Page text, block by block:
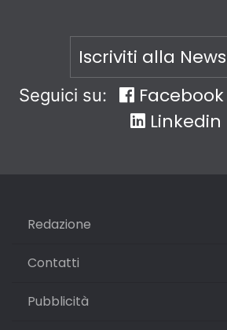
Iscriviti alla
Seguici su: Facebook
Linkedin
Redazione
Contatti
Pubblicità